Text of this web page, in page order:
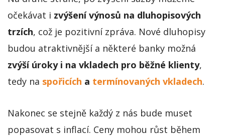
očekávat i zvýšení výnosů na dluhopisových
trzích, což je pozitivní zpráva. Nové dluhopisy
budou atraktivnější a některé banky možná
zvýší úroky i na vkladech pro běžné klienty,
tedy na spořicích a termínovaných vkladech.
Nakonec se stejně každý z nás bude muset
popasovat s inflací. Ceny mohou růst během